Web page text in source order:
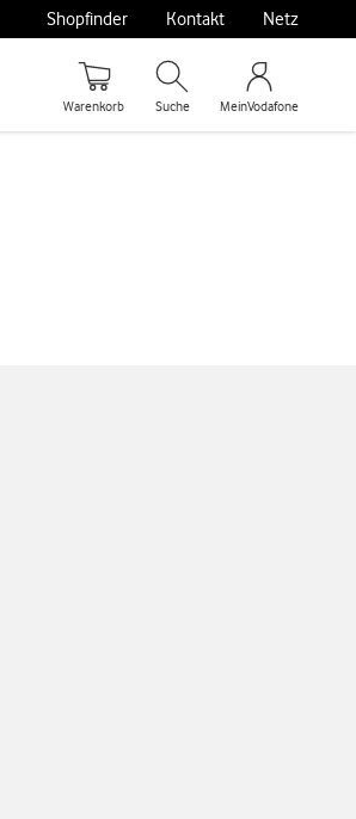
Shopfinder Kontakt Netz
Warenkorb Suche MeinVodafone